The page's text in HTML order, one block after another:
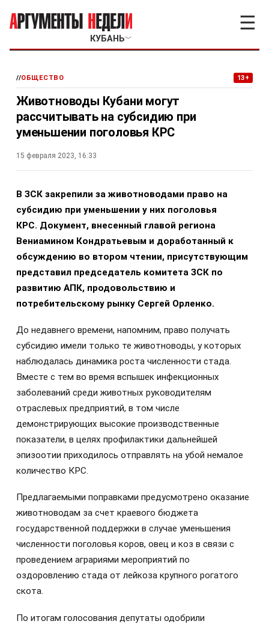
КУБАНЬ﹀
☰
//ОБЩЕСТВО 13+
Животноводы Кубани могут
рассчитывать на субсидию при
уменьшении поголовья КРС
15 февраля 2023, 16:33
В ЗСК закрепили за животноводами право на
субсидию при уменьшении у них поголовья
КРС. Документ, внесенный главой региона
Вениамином Кондратьевым и доработанный к
обсуждению во втором чтении, присутствующим
представил председатель комитета ЗСК по
развитию АПК, продовольствию и
потребительскому рынку Сергей Орленко.
До недавнего времени, напомним, право получать
субсидию имели только те животноводы, у которых
наблюдалась динамика роста численности стада.
Вместе с тем во время вспышек инфекционных
заболеваний среди животных руководителям
отраслевых предприятий, в том числе
демонстрирующих высокие производственные
показатели, в целях профилактики дальнейшей
эпизоотии приходилось отправлять на убой немалое
количество КРС.
Предлагаемыми поправками предусмотрено оказание
животноводам за счет краевого бюджета
государственной поддержки в случае уменьшения
численности поголовья коров, овец и коз в связи с
проведением аграриями мероприятий по
оздоровлению стада от лейкоза крупного рогатого
скота.
По итогам голосования депутаты одобрили